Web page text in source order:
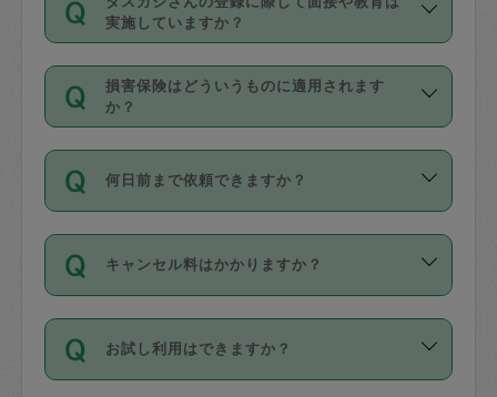
開始時間を２時間前後変更することが可
能です。依頼送信後、個別にタスカジさ
んにメッセージを送り調整してくださ
い。ただし、２時間を越えての調整はで
時間も被らない場合、損害保険の対象外
確認してください。
基本的に、高所での作業や危険作業、屋
外での作業は対象外です。
方、栄養士・調理師といった資格者で保
育園や学校の給食やレストランで料理関
係の専門職に従事されていた方、日本で
すでにハウスキーパーや英語の先生とし
てお仕事をしているフィリピン出身の
社員など様々なバックグラウンドの方が
登録しています。
日本語も話せる方など様々です。
ールに記載していますので、各自の得意
実施していますか？
応募の際に、各自事務局との面接と説明
を行っています。その後、身分証明書の
写真提出をしていただいています。外国
確認しています。タスカジさんトレーニ
ング動画を使ったセルフトレーニングの
現場トライアルを受け、合格したタスカ
ジさんが活動されています。
※テストセンターの講評は１件目のレビュ
損害保険はどういうものに適用されます
か？
依頼者とタスカジさんとの間でタスカジ
を通して成立した作業時間内での作業に
適用されます。作業範囲は、掃除、洗
です。作業中に物を壊したり、人にけが
をさせたりした場合が対象で、補償金額
す。
何日前まで依頼できますか？
ご依頼は、現在を起点に3日後（72時間
以降）の日時から受付可能となっていま
す。
タスカジさんへ「募集」をかけることが
可能です。
キャンセル料はかかりますか？
キャンセル料には、以下の2種類がありま
す。
お試し利用はできますか？